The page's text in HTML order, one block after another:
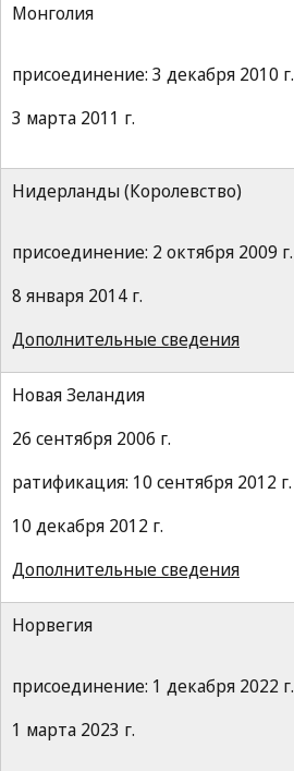
Монголия
присоединение: 3 декабря 2010 г.
3 марта 2011 г.
Нидерланды (Королевство)
присоединение: 2 октября 2009 г.
8 января 2014 г.
Дополнительные сведения
Новая Зеландия
26 сентября 2006 г.
ратификация: 10 сентября 2012 г.
10 декабря 2012 г.
Дополнительные сведения
Норвегия
присоединение: 1 декабря 2022 г.
1 марта 2023 г.